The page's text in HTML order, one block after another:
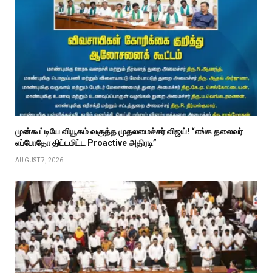
முன்கூட்டியே வியூகம் வகுத்த முதலமைச்சர் விஜய்! “எங்க தலைவர்
எப்போதோ திட்டமிட்ட Proactive அதிரடி”
AUGUST 7, 2026